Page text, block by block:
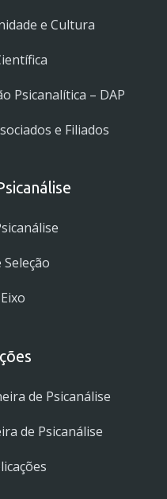
e Cultura
Psicanalítica – DAP
e Filiados
de Psicanálise
de Psicanálise